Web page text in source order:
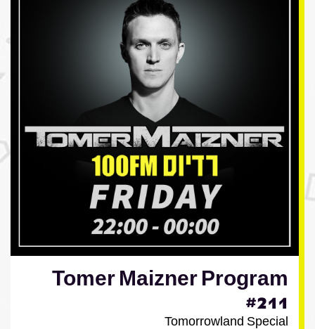
Tomer Maizner Program
#211
Tomorrowland Special